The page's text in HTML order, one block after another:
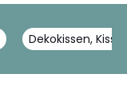
Dekokissen,